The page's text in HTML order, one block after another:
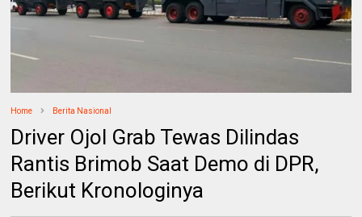
Home Berita Nasional
Driver Ojol Grab Tewas Dilindas
Rantis Brimob Saat Demo di DPR,
Berikut Kronologinya